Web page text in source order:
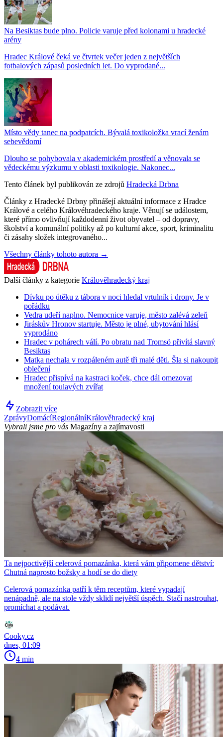
Na Besiktas bude plno. Policie varuje před kolonami u hradecké
arény
Hradec Králové čeká ve čtvrtek večer jeden z největších
fotbalových zápasů posledních let. Do vyprodané...
Místo vědy tanec na podpatcích. Bývalá toxikoložka vrací ženám
sebevědomí
Dlouho se pohybovala v akademickém prostředí a věnovala se
vědeckému výzkumu v oblasti toxikologie. Nakonec...
Tento článek byl publikován ze zdrojů Hradecká Drbna
Články z Hradecké Drbny přinášejí aktuální informace z Hradce
Králové a celého Královéhradeckého kraje. Věnují se událostem,
které přímo ovlivňují každodenní život obyvatel – od dopravy,
školství a komunální politiky až po kulturní akce, sport, kriminalitu
či zásahy složek integrovaného...
Všechny články tohoto autora →
Další články z kategorie Králověhradecký kraj
Dívku po útěku z tábora v noci hledal vrtulník i drony. Je v
pořádku
Vedra udeří naplno. Nemocnice varuje, město zalévá zeleň
Jiráskův Hronov startuje. Město je plné, ubytování hlásí
vyprodáno
Hradec v pohárech válí. Po obratu nad Tromsö přivítá slavný
Besiktas
Matka nechala v rozpáleném autě tři malé děti. Šla si nakoupit
oblečení
Hradec přispívá na kastraci koček, chce dál omezovat
množení toulavých zvířat
Zobrazit více
ZprávyDomácíRegionálníKrálověhradecký kraj
Vybrali jsme pro vás Magazíny a zajímavosti
Ta nejpoctivější celerová pomazánka, která vám připomene dětství:
Chutná naprosto božsky a hodí se do diety
Celerová pomazánka patří k těm receptům, které vypadají
nenápadně, ale na stole vždy sklidí největší úspěch. Stačí nastrouhat,
promíchat a podávat.
Cooky.cz
dnes, 01:09
4 min